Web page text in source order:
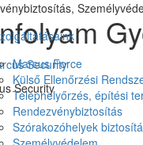
Marcus Force
Külső Ellenőrzési
Telephelyőrzés, építési
Rendezvénybiztosítás
Szórakozóhelyek
Security